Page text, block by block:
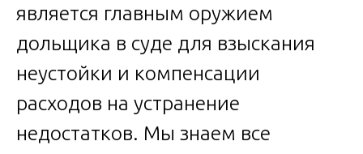
является главным оружием
дольщика в суде для взыскания
неустойки и компенсации
расходов на устранение
недостатков. Мы знаем все